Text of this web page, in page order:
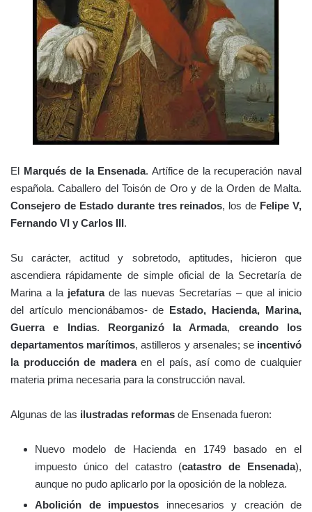
El Marqués de la Ensenada. Artífice de la recuperación naval
española. Caballero del Toisón de Oro y de la Orden de Malta.
Consejero de Estado durante tres reinados, los de Felipe V,
Fernando VI y Carlos III.
Su carácter, actitud y sobretodo, aptitudes, hicieron que
ascendiera rápidamente de simple oficial de la Secretaría de
Marina a la jefaturade las nuevas Secretarías – que al inicio
del artículo mencionábamos- de Estado, Hacienda, Marina,
Guerra e Indias. Reorganizó la Armada, creando los
departamentos marítimos, astilleros y arsenales; se incentivó
la producción de maderaen el país, así como de cualquier
materia prima necesaria para la construcción naval.
Algunas de las ilustradas reformas de Ensenada fueron:
Nuevo modelo de Hacienda en 1749 basado en el
impuesto único del catastro (catastro de Ensenada),
aunque no pudo aplicarlo por la oposición de la nobleza.
Abolición de impuestos innecesarios y creación de